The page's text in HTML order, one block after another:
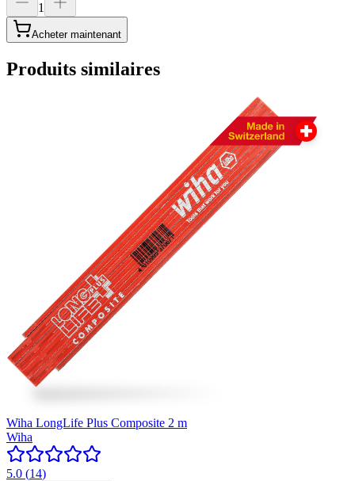
1
Acheter maintenant
Produits similaires
Wiha LongLife Plus Composite 2 m
Wiha
5.0 (14)